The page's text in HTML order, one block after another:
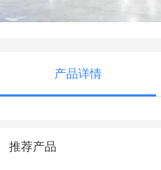
产品详情
推荐产品